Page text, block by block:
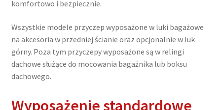
bagażowym
komfortowo i bezpiecznie.
Wszystkie modele przyczep wyposażone w luki bagażowe
na akcesoria w przedniej ścianie oraz opcjonalnie w luk
górny. Poza tym przyczepy wyposażone są w relingi
dachowe służące do mocowania bagażnika lub boksu
dachowego.
Wyposażenie standardowe